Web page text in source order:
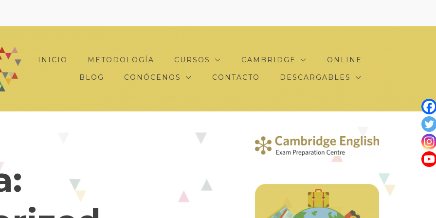
INICIO METODOLOGÍA CURSOS CAMBRIDGE
ONLINE
BLOG
CONÓCENOS CONTACTO DESCARGABLES